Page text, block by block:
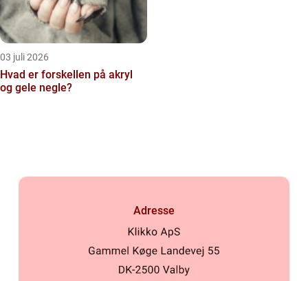
03 juli 2026
Hvad er forskellen på akryl
og gele negle?
Adresse